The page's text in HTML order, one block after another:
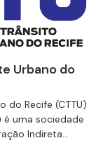
Urbano do
do Recife (CTTU)
uma sociedade
Indireta...